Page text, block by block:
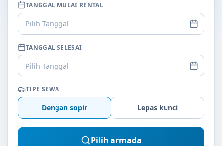
TANGGAL MULAI RENTAL
Pilih Tanggal
TANGGAL SELESAI
Pilih Tanggal
TIPE SEWA
Dengan sopir Lepas kunci
Pilih armada